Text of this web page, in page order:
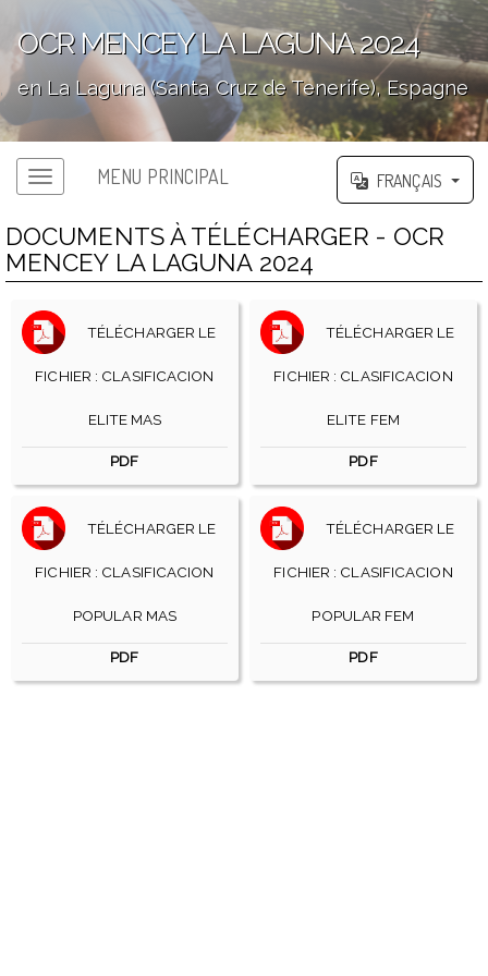
OCR MENCEY LA LAGUNA 2024
en La Laguna (Santa Cruz de Tenerife), Espagne
';
MENU PRINCIPAL FRANÇAIS
DOCUMENTS À TÉLÉCHARGER - OCR
MENCEY LA LAGUNA 2024
TÉLÉCHARGER LE
FICHIER : CLASIFICACION
ELITE MAS
PDF
TÉLÉCHARGER LE
FICHIER : CLASIFICACION
ELITE FEM
PDF
TÉLÉCHARGER LE
FICHIER : CLASIFICACION
POPULAR MAS
PDF
TÉLÉCHARGER LE
FICHIER : CLASIFICACION
POPULAR FEM
PDF